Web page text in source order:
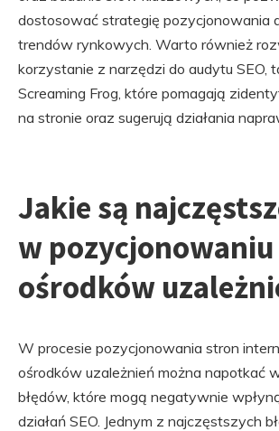
dostosować strategię pozycjonowania
trendów rynkowych. Warto również
korzystanie z narzędzi do audytu SEO,
Screaming Frog, które pomagają
na stronie oraz sugerują działania
Jakie są
w
ośrodków
W procesie pozycjonowania stron
ośrodków uzależnień można napotkać
błędów, które mogą negatywnie
działań SEO. Jednym z najczęstszych